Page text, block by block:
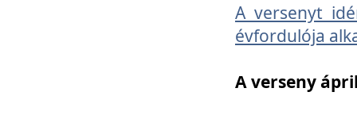
A versenyt
évfordulója
A verseny